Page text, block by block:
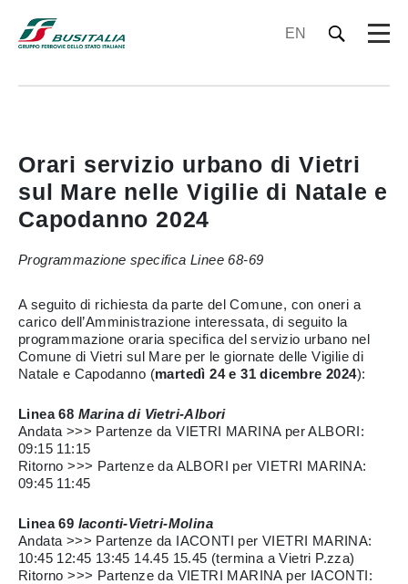
EN
Orari servizio urbano di Vietri
sul Mare nelle Vigilie di Natale e
Capodanno 2024
Programmazione specifica Linee 68-69
A seguito di richiesta da parte del Comune, con oneri a
carico dell’Amministrazione interessata, di seguito la
programmazione oraria specifica del servizio urbano nel
Comune di Vietri sul Mare per le giornate delle Vigilie di
Natale e Capodanno (martedì 24 e 31 dicembre 2024):
Linea 68 Marina di Vietri-Albori
Andata >>> Partenze da VIETRI MARINA per ALBORI:
09:15 11:15
Ritorno >>> Partenze da ALBORI per VIETRI MARINA:
09:45 11:45
Linea 69 Iaconti-Vietri-Molina
Andata >>> Partenze da IACONTI per VIETRI MARINA:
10:45 12:45 13:45 14.45 15.45 (termina a Vietri P.zza)
Ritorno >>> Partenze da VIETRI MARINA per IACONTI: